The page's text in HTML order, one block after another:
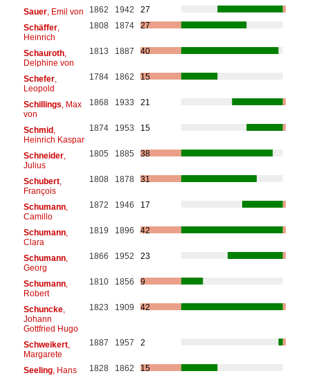
Sauer, Emil von 1862 1942
27
Schäffer,
Heinrich
1808 1874 27
Schauroth,
Delphine von
1813 1887 40
Schefer,
Leopold
1784 1862 15
Schillings , Max
von
1868 1933 21
Schmid,
Heinrich Kaspar
1874 1953 15
Schneider,
Julius
1805 1885 38
Schubert,
François
1808 1878 31
Schumann,
Camillo
1872 1946 17
Schumann,
Clara
1819 1896 42
Schumann,
Georg
1866 1952 23
Schumann,
Robert
1810 1856 9
Schuncke,
Johann
Gottfried Hugo
1823 1909 42
Schweikert,
Margarete
1887 1957 2
Seeling, Hans 1828 1862
15